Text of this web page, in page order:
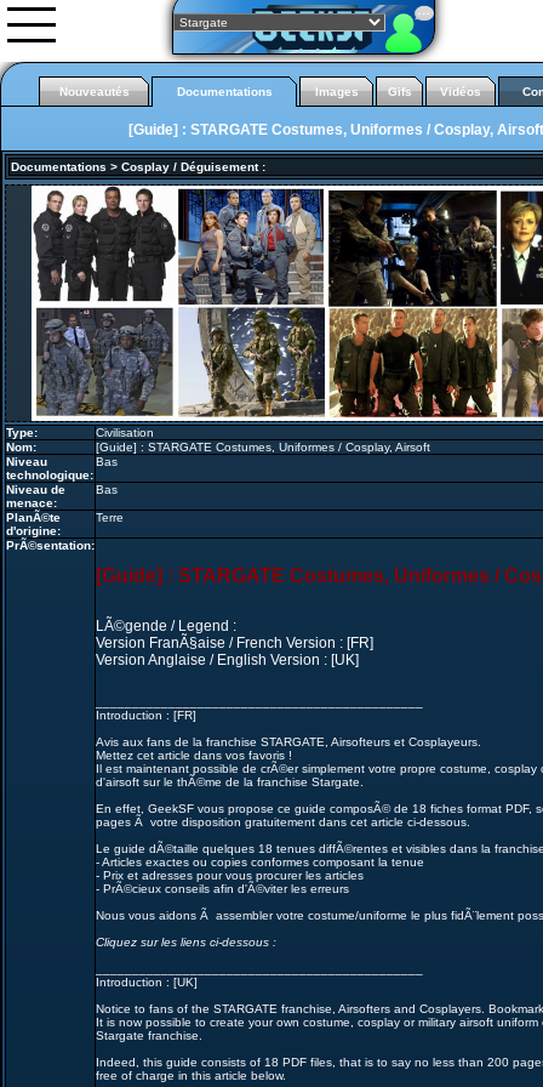
Nouveautés
Documentations
Images
Gifs animés
Vidéos
0rgani
Forum
Classement
L'équipe
Partenariats
Concepts arts et Making of
Nouveautés Documentations Images Gifs Vidéos
[Guide] : STARGATE Costumes, Uniformes / Cosplay, Airsoft
Documentations > Cosplay / Déguisement:
Type:
Civilisation
Nom:
[Guide] : STARGATE Costumes, Uniformes / Cosplay, Airsoft
Niveau
technologique:
Bas
Niveau de
menace:
Bas
PlanÃ©te
d'origine:
Terre
PrÃ©sentation:
[Guide] : STARGATE Costumes, Uniformes /
LÃ©gende / Legend :
Version FranÃ§aise / French Version : [FR]
Version Anglaise / English Version : [UK]
Introduction : [FR]
Avis aux fans de la franchise STARGATE, Airsofteurs et Cosplayeurs.
Mettez cet article dans vos favoris !
Il est maintenant possible de crÃ©er simplement votre propre costume, cosplay
d'airsoft sur le thÃ©me de la franchise Stargate.
En effet, GeekSF vous propose ce guide composÃ© de 18 fiches format PDF,
pages Ã votre disposition gratuitement dans cet article ci-dessous.
Le guide dÃ©taille quelques 18 tenues diffÃ©rentes et visibles dans la
- Articles exactes ou copies conformes composant la tenue
- Prix et adresses pour vous procurer les articles
- PrÃ©cieux conseils afin d'Ã©viter les erreurs
Nous vous aidons Ã assembler votre costume/uniforme le plus fidÃ¨lement
Cliquez sur les liens ci-dessous :
Introduction : [UK]
Notice to fans of the STARGATE franchise, Airsofters and Cosplayers.
It is now possible to create your own costume, cosplay or military airsoft
Stargate franchise.
Indeed, this guide consists of 18 PDF files, that is to say no less than 200
free of charge in this article below.